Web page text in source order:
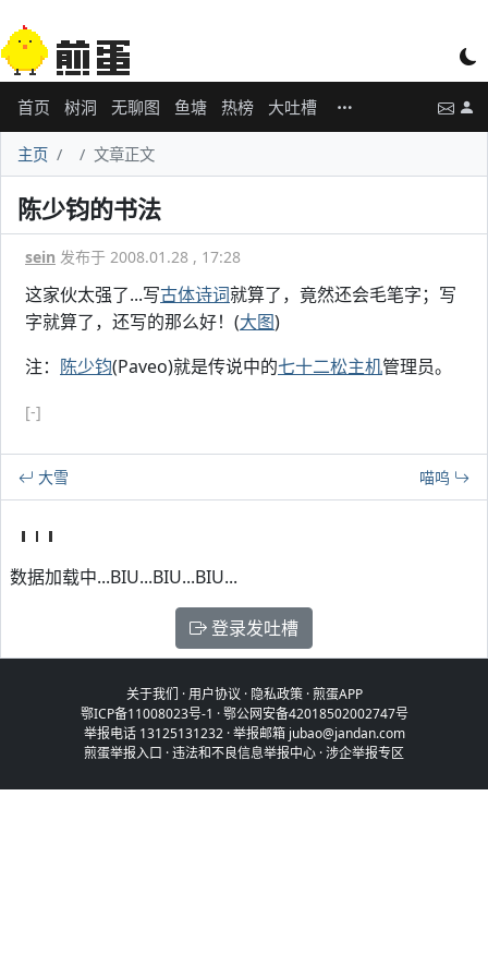
首页 树洞 无聊图 鱼塘 热榜 大吐槽
主页 文章正文
陈少钧的书法
sein 发布于 2008.01.28 , 17:28
这家伙太强了...写古体诗词就算了，竟然还会毛笔字；写
字就算了，还写的那么好！(大图)
注： 陈少钧(Paveo)就是传说中的七十二松主机管理员。
[-]
大雪 喵呜
数据加载中...BIU...BIU...BIU...
登录发吐槽
关于我们 ·用户协议 · 隐私政策·煎蛋APP
鄂ICP备11008023号-1 ·鄂公网安备42018502002747号
举报电话 13125131232 · 举报邮箱 jubao@jandan.com
煎蛋举报入口 ·违法和不良信息举报中心 ·涉企举报专区